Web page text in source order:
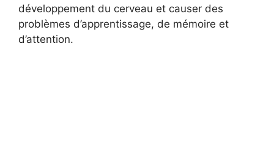
développement du cerveau et causer des
problèmes d’apprentissage, de mémoire et
d’attention.